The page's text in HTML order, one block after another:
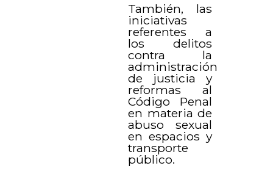
También, las
iniciativas
referentes a
los delitos
contra la
administración
de justicia y
reformas al
Código Penal
en materia de
abuso sexual
en espacios y
transporte
público.